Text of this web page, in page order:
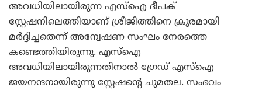
അവധിയിലായിരുന്ന എസ്‌ഐ ദീപക്
സ്റ്റേഷനിലെത്തിയാണ് ശ്രീജിത്തിനെ ക്രൂരമായി
മര്‍ദ്ദിച്ചതെന്ന് അന്വേഷണ സംഘം നേരത്തെ
കണ്ടെത്തിയിരുന്നു. എസ്‌ഐ
അവധിയിലായിരുന്നതിനാല്‍ ഗ്രേഡ് എസ്‌ഐ
ജയനന്ദനായിരുന്നു സ്റ്റേഷന്റെ ചുമതല. സംഭവം